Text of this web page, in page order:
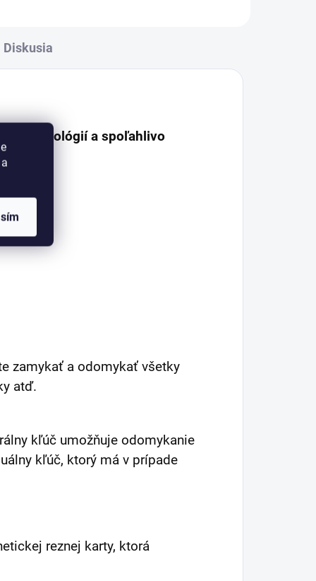
Diskusia
technológií a spoľahlivo
zamykať a odomykať všetky
atď.
kľúč umožňuje odomykanie
kľúč, ktorý má v prípade
reznej karty, ktorá